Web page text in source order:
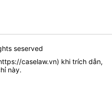
seserved
caselaw.vn) khi trích dẫn,
này.